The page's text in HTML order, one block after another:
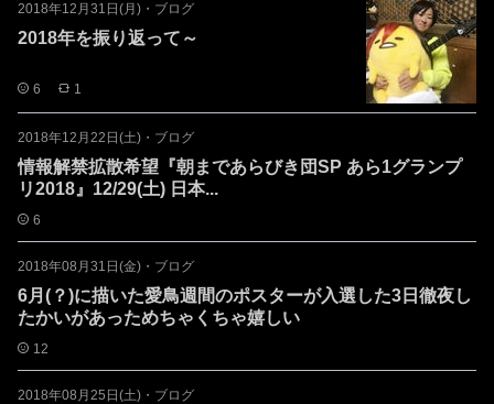
2018年12月31日(月) ・ ブログ
2018年を振り返って～
6 1
2018年12月22日(土) ・ ブログ
情報解禁拡散希望『朝まであらびき団SP あら1グランプ
リ2018』12/29(土) 日本...
6
2018年08月31日(金) ・ ブログ
6月(？)に描いた愛鳥週間のポスターが入選した3日徹夜し
たかいがあっためちゃくちゃ嬉しい️
12
2018年08月25日(土) ・ ブログ